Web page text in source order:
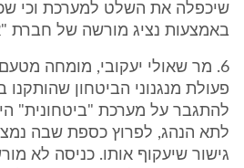
שיכפלה את השלט למערכת וכי
באמצעות נציג מורשה של חברת
6. מר שאולי יעקובי, מומחה
פעולת מנגנוני הביטחון
להתגבר על מערכת "ביטחונית"
לתא הנהג, לפרוץ כספת שבה
גישור שיעקוף אותו. כניסה לא